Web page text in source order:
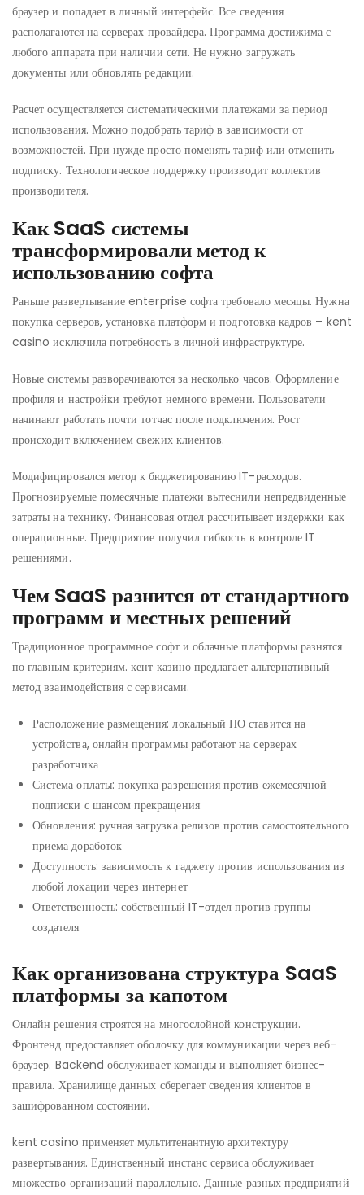
браузер и попадает в личный интерфейс. Все сведения
располагаются на серверах провайдера. Программа достижима с
любого аппарата при наличии сети. Не нужно загружать
документы или обновлять редакции.
Расчет осуществляется систематическими платежами за период
использования. Можно подобрать тариф в зависимости от
возможностей. При нужде просто поменять тариф или отменить
подписку. Технологическое поддержку производит коллектив
производителя.
Как SaaS системы
трансформировали метод к
использованию софта
Раньше развертывание enterprise софта требовало месяцы. Нужна
покупка серверов, установка платформ и подготовка кадров – kent
casino исключила потребность в личной инфраструктуре.
Новые системы разворачиваются за несколько часов. Оформление
профиля и настройки требуют немного времени. Пользователи
начинают работать почти тотчас после подключения. Рост
происходит включением свежих клиентов.
Модифицировался метод к бюджетированию IT-расходов.
Прогнозируемые помесячные платежи вытеснили непредвиденные
затраты на технику. Финансовая отдел рассчитывает издержки как
операционные. Предприятие получил гибкость в контроле IT
решениями.
Чем SaaS разнится от стандартного
программ и местных решений
Традиционное программное софт и облачные платформы разнятся
по главным критериям. кент казино предлагает альтернативный
метод взаимодействия с сервисами.
Расположение размещения: локальный ПО ставится на
устройства, онлайн программы работают на серверах
разработчика
Система оплаты: покупка разрешения против ежемесячной
подписки с шансом прекращения
Обновления: ручная загрузка релизов против самостоятельного
приема доработок
Доступность: зависимость к гаджету против использования из
любой локации через интернет
Ответственность: собственный IT-отдел против группы
создателя
Как организована структура SaaS
платформы за капотом
Онлайн решения строятся на многослойной конструкции.
Фронтенд предоставляет оболочку для коммуникации через веб-
браузер. Backend обслуживает команды и выполняет бизнес-
правила. Хранилище данных сберегает сведения клиентов в
зашифрованном состоянии.
kent casino применяет мультитенантную архитектуру
развертывания. Единственный инстанс сервиса обслуживает
множество организаций параллельно. Данные разных предприятий